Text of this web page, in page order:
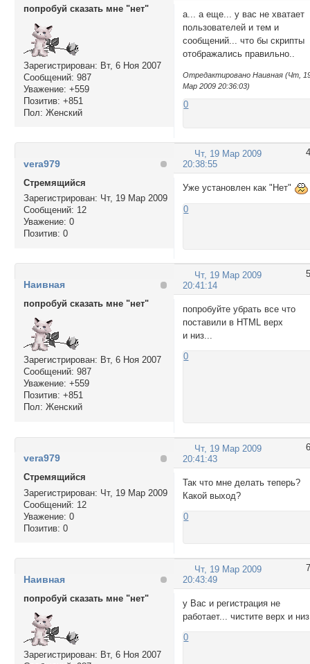
попробуй сказать мне "нет"
Зарегистрирован: Вт, 6 Ноя 2007
Сообщений: 987
Уважение: +559
Позитив: +851
Пол: Женский
а... а еще... у вас не хватает
пользователей и тем и
сообщений... что бы скрипты
отображались правильно..
Отредактировано Наивная (Чт,
Мар 2009 20:36:03)
0
4
Чт, 19 Мар 2009
20:38:55
vera979
Стремящийся
Зарегистрирован: Чт, 19 Мар 2009
Сообщений: 12
Уважение: 0
Позитив: 0
Уже установлен как "Нет"
0
5
Чт, 19 Мар 2009
20:41:14
Наивная
попробуй сказать мне "нет"
Зарегистрирован: Вт, 6 Ноя 2007
Сообщений: 987
Уважение: +559
Позитив: +851
Пол: Женский
попробуйте убрать все что
поставили в HTML верх
и низ...
0
6
Чт, 19 Мар 2009
20:41:43
vera979
Стремящийся
Зарегистрирован: Чт, 19 Мар 2009
Сообщений: 12
Уважение: 0
Позитив: 0
Так что мне делать теперь?
Какой выход?
0
7
Чт, 19 Мар 2009
20:43:49
Наивная
попробуй сказать мне "нет"
Зарегистрирован: Вт, 6 Ноя 2007
у Вас и регистрация не
работает... чистите верх и
0